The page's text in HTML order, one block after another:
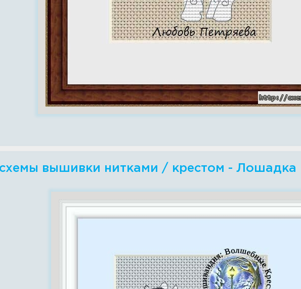
вышивки нитками / крестом - Лошадка